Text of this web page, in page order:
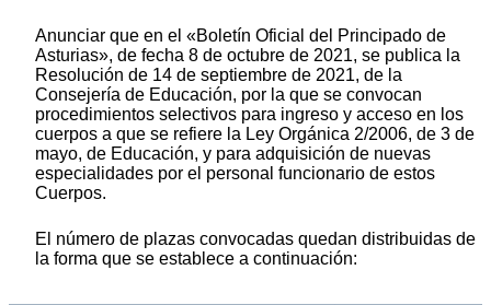
Anunciar que en el «Boletín Oficial del Principado de
Asturias», de fecha 8 de octubre de 2021, se publica la
Resolución de 14 de septiembre de 2021, de la
Consejería de Educación, por la que se convocan
procedimientos selectivos para ingreso y acceso en los
cuerpos a que se refiere la Ley Orgánica 2/2006, de 3 de
mayo, de Educación, y para adquisición de nuevas
especialidades por el personal funcionario de estos
Cuerpos.
El número de plazas convocadas quedan distribuidas de
la forma que se establece a continuación: